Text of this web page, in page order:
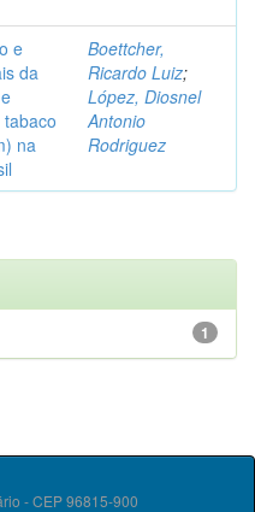
e
da
na
Boettcher,
Ricardo Luiz;
López, Diosnel
Antonio
Rodriguez
1
- CEP 96815-900